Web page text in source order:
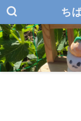
ち